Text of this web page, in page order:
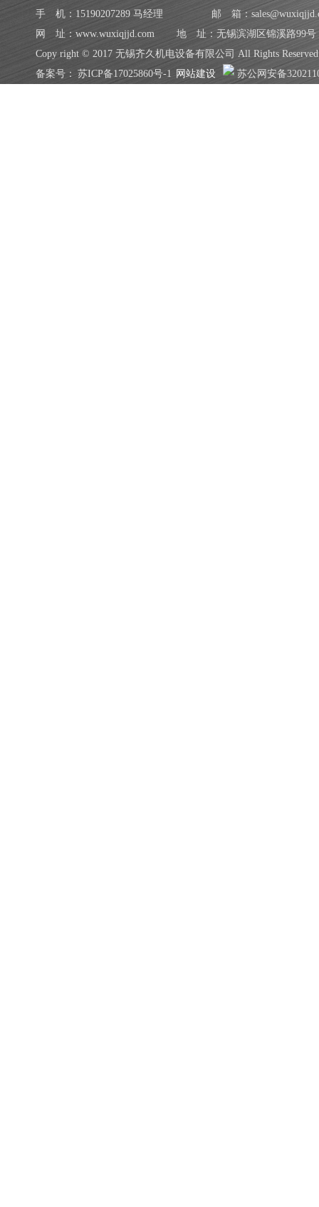
手 机：15190207289 马经理
邮 箱：
网 址：www.wuxiqjjd.com
地 址：无锡滨湖区锦溪路99号
Copy right © 2017 无锡齐久机电设备有限公司 All Rights Reserved
备案号： 苏ICP备17025860号-1 网站建设 苏公网安备